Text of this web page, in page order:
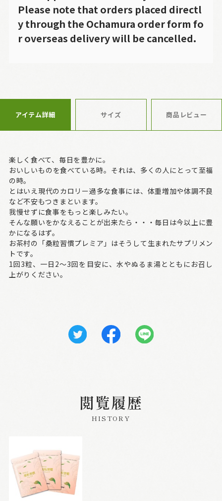
Please note that orders placed directl
y through the Ochamura order form fo
r overseas delivery will be cancelled.
アイテム詳細 サイズ 商品レビュー
楽しく食べて、毎日を豊かに。
おいしいものを食べている時。それは、多くの人にとって至福
の時。
とはいえ現代のカロリー過多な食事には、体重増加や体調不良
など不安もつきまといます。
我慢せずに食事をもっと楽しみたい。
そんな願いをかなえることが出来たら・・・毎日は今以上に豊
かになるはず。
お茶村の「桑粒習慣プレミア」はそうして生まれたサプリメン
トです。
1回3粒、一日2～3回を目安に、水やぬるま湯とともにお召し
上がりください。
閲覧履歴
HISTORY